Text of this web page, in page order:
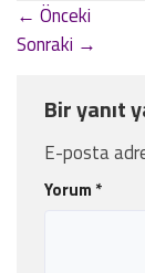
← Önceki
Sonraki →
Bir yanıt
E-posta
Yorum *